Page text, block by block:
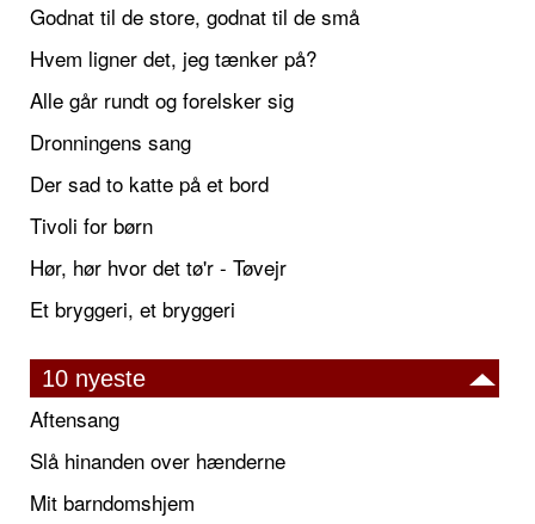
Godnat til de store, godnat til de små
Hvem ligner det, jeg tænker på?
Alle går rundt og forelsker sig
Dronningens sang
Der sad to katte på et bord
Tivoli for børn
Hør, hør hvor det tø'r - Tøvejr
Et bryggeri, et bryggeri
10 nyeste
Aftensang
Slå hinanden over hænderne
Mit barndomshjem